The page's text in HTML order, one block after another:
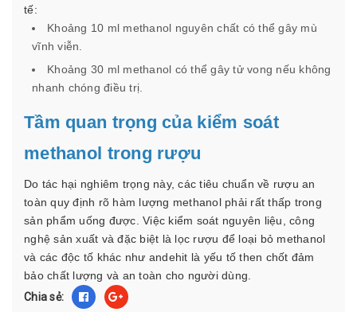
tế:
Khoảng 10 ml methanol nguyên chất có thể gây mù
vĩnh viễn.
Khoảng 30 ml methanol có thể gây tử vong nếu không
nhanh chóng điều trị.
Tầm quan trọng của kiểm soát
methanol trong rượu
Do tác hại nghiêm trọng này, các tiêu chuẩn về rượu an
toàn quy định rõ hàm lượng methanol phải rất thấp trong
sản phẩm uống được. Việc kiểm soát nguyên liệu, công
nghệ sản xuất và đặc biệt là lọc rượu để loại bỏ methanol
và các độc tố khác như andehit là yếu tố then chốt đảm
bảo chất lượng và an toàn cho người dùng.
Chia sẻ: